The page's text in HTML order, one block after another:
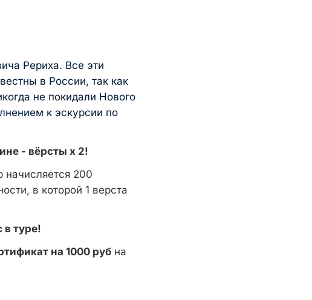
Рериха. Все эти
в России, так как
не покидали Нового
к эскурсии по
- вёрсты х 2!
начисляется 200
в которой 1 верста
в туре!
на 1000 руб на